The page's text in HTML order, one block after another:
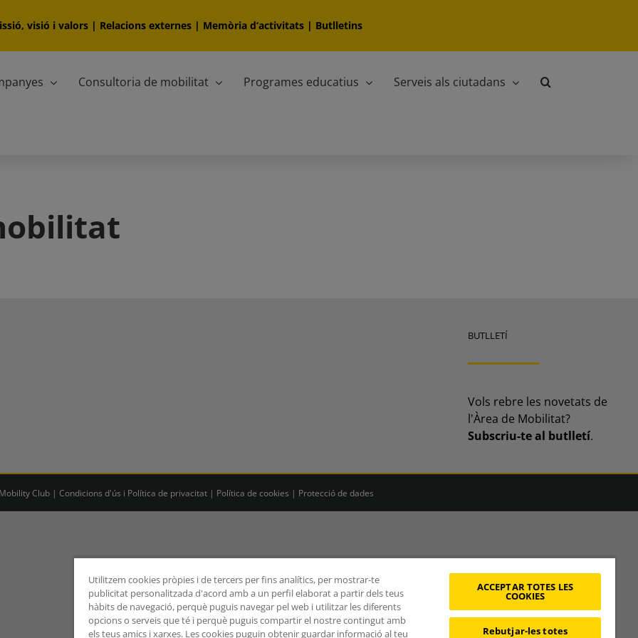
visió i valors | Relacions externes | Memòria d‘activitats | Butlletins
Consultoria de mobilitat Programes educatius Serveis als ciutadans
BUTLLETÍ
Vols rebre les novetats de
l'Àrea de Mobilitat?
Subscriu-te al butlletí.
Club | Condicions d'ús i Política de privacitat | Política de cookies | Protecció de dades
Utilitzem cookies pròpies i de tercers per fins analítics, per mostrar-te
publicitat personalitzada d'acord amb a un perfil elaborat a partir dels teus
hàbits de navegació, perquè puguis navegar pel web i utilitzar les diferents
opcions o serveis que té i perquè puguis compartir el nostre contingut amb
els teus amics i xarxes. Les cookies puguin obtenir guardar informació al teu
ACCEPTAR TOTES LES
COOKIES
Rebutjar-les totes